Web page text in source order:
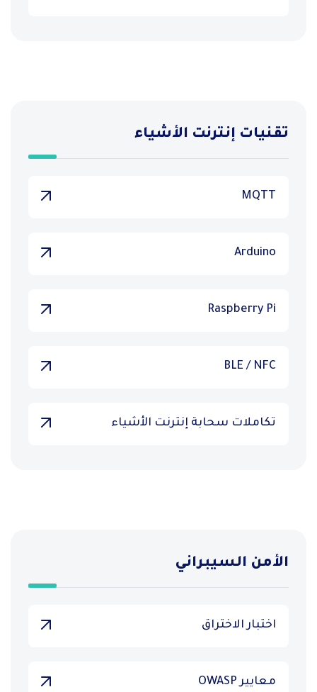
تقنيات إنترنت الأشياء
MQTT
Arduino
Raspberry Pi
BLE / NFC
تكاملات سحابة إنترنت الأشياء
الأمن السيبراني
اختبار الاختراق
معايير OWASP